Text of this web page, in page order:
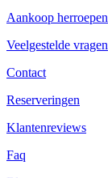
Aankoop herroepen
Veelgestelde vragen
Contact
Reserveringen
Klantenreviews
Faq